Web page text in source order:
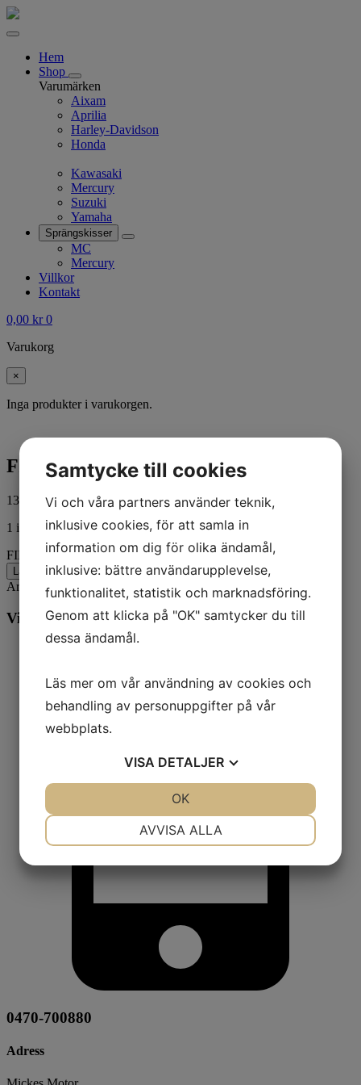
Hem
Shop
Varumärken
Aixam
Aprilia
Harley-Davidson
Honda
Kawasaki
Mercury
Suzuki
Yamaha
Sprängskisser
MC
Mercury
Villkor
Kontakt
0,00 kr 0
Varukorg
×
Inga produkter i varukorgen.
FILTER-IAC @2
132,00 kr ink. moms
1 i lager
FILTER-IAC @2 mängd
Lägg till i varukorg
Artikelnr: 865266 Kategorier: Båt Mercury
Vill du veta mer? Ring oss:
0470-700880
Adress
Samtycke till cookies
Vi och våra partners använder teknik,
inklusive cookies, för att samla in
information om dig för olika ändamål,
inklusive: bättre användarupplevelse,
funktionalitet, statistik och marknadsföring.
Genom att klicka på "OK" samtycker du till
dessa ändamål.
Läs mer om vår användning av cookies och
behandling av personuppgifter på vår
webbplats.
VISA DETALJER
AVVISA ALLA
OK